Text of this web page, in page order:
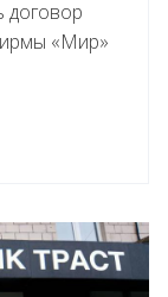
договор
«Мир»